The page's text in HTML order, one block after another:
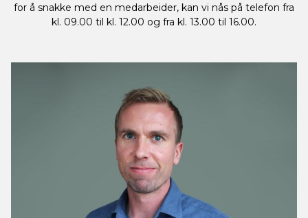
for å snakke med en medarbeider, kan vi nås på telefon fra
kl. 09.00 til kl. 12.00 og fra kl. 13.00 til 16.00.